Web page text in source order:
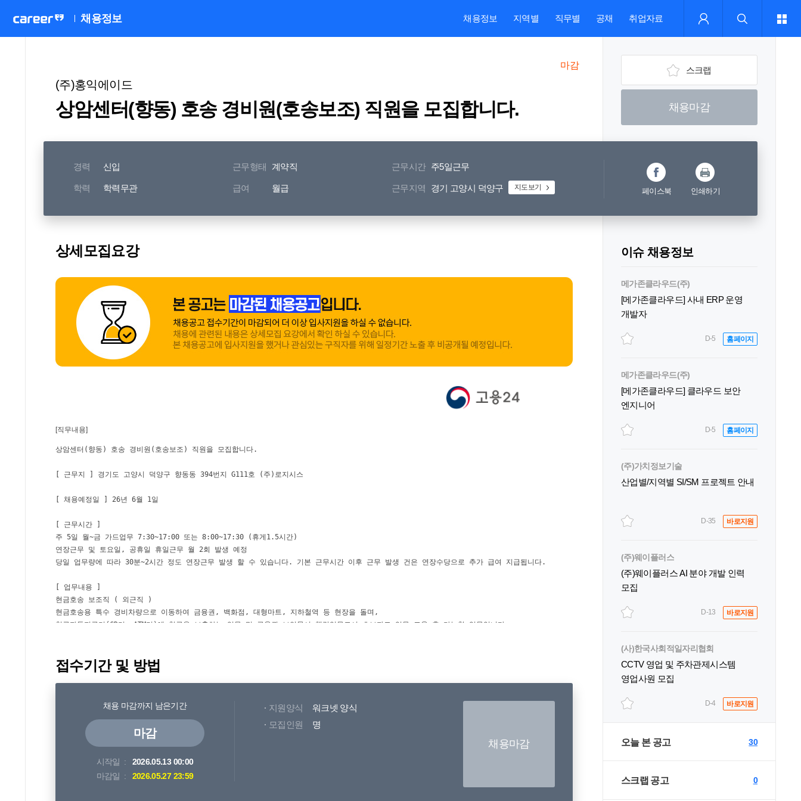
채용정보 채용정보 지역별 직무별 공채 취업자료
(주)홍익에이드
상암센터(향동) 호송 경비원(호송보조) 직원을 모집합니다.
마감 스크랩
채용마감
경력 신입 근무형태 계약직 근무시간 주5일근무
학력 학력무관 급여 월급 근무지역 경기 고양시 덕양구 지도보기 페이스북 인쇄하기
상세모집요강
접수기간 및 방법
채용 마감까지 남은기간
마감
시작일
2026.05.13 00:00
마감일
2026.05.27 23:59
지원양식
워크넷 양식
모집인원
명
채용마감
이슈 채용정보
메가존클라우드(주)
[메가존클라우드] 사내 ERP 운영
개발자
D-5 홈페이지
메가존클라우드(주)
[메가존클라우드] 클라우드 보안
엔지니어
D-5 홈페이지
(주)가치정보기술
산업별/지역별 SI/SM 프로젝트 안내
D-35 바로지원
(주)웨이플러스
(주)웨이플러스 AI 분야 개발 인력
모집
D-13 바로지원
(사)한국사회적일자리협회
CCTV 영업 및 주차관제시스템
영업사원 모집
D-4 바로지원
오늘 본 공고 30
스크랩 공고 0